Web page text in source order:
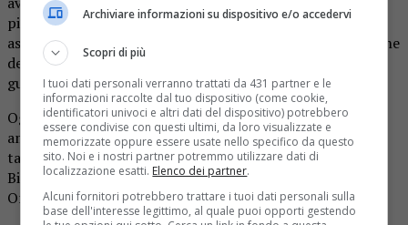
pietra recuperata sul territorio, in collaborazione con le
associazioni territoriali degli alpini, su cui era inciso il nome
del comune, con il numero dei caduti durante la grande
guerra.
Oggi il sindaco di Caino Cesare Sambrici (compaesano e
amico di Nicola Minessi, indimenticato protagonista di
tante splendide stagioni con i rossoblù di pallacanestro
Biella) è stato accolto nella sala del consiglio di palazzo
Oropa dal primo cittadino di Biella Claudio Corradino.
Archiviare informazioni su dispositivo e/o accedervi
Scopri di più
I tuoi dati personali verranno trattati da 431 partner e le
informazioni raccolte dal tuo dispositivo (come cookie,
identificatori univoci e altri dati del dispositivo) potrebbero
essere condivise con questi ultimi, da loro visualizzate e
memorizzate oppure essere usate nello specifico da questo
sito. Noi e i nostri partner potremmo utilizzare dati di
localizzazione esatti. Elenco dei partner.
Alcuni fornitori potrebbero trattare i tuoi dati personali sulla
base dell'interesse legittimo, al quale puoi opporti gestendo